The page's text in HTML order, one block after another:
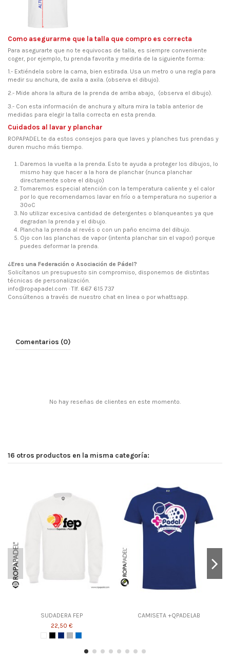
Como asegurarme que la talla que compro es correcta
Para asegurarte que no te equivocas de talla, es siempre conveniente
coger, por ejemplo, tu prenda favorita y medirla de la siguiente forma:
1.- Extiéndela sobre la cama, bien estirada. Usa un metro o una regla para
medir su anchura, de axila a axila. (observa el dibujo).
2.- Mide ahora la altura de la prenda de arriba abajo, (observa el dibujo).
3.- Con esta información de anchura y altura mira la tabla anterior de
medidas para elegir la talla correcta en esta prenda.
Cuidados al lavar y planchar
ROPAPADEL te da estos consejos para que laves y planches tus prendas y
duren mucho más tiempo.
Daremos la vuelta a la prenda. Esto te ayuda a proteger los dibujos, lo
mismo hay que hacer a la hora de planchar (nunca planchar
directamente sobre el dibujo)
Tomaremos especial atención con la temperatura caliente y el calor
por lo que recomendamos lavar en frío o a temperatura no superior a
30ºC
No utilizar excesiva cantidad de detergentes o blanqueantes ya que
degradan la prenda y el dibujo.
Plancha la prenda al revés o con un paño encima del dibujo.
Ojo con las planchas de vapor (intenta planchar sin el vapor) porque
puedes deformar la prenda.
¿Eres una Federación o Asociación de Pádel?
Solicítanos un presupuesto sin compromiso, disponemos de distintas
técnicas de personalización.
info@ropapadel.com · Tlf. 667 615 737
Consúltenos a través de nuestro chat en linea o por whattsapp.
Comentarios (0)
No hay reseñas de clientes en este momento.
16 otros productos en la misma categoría:
SUDADERA FEP
22,50 €
CAMISETA +QPADELAB